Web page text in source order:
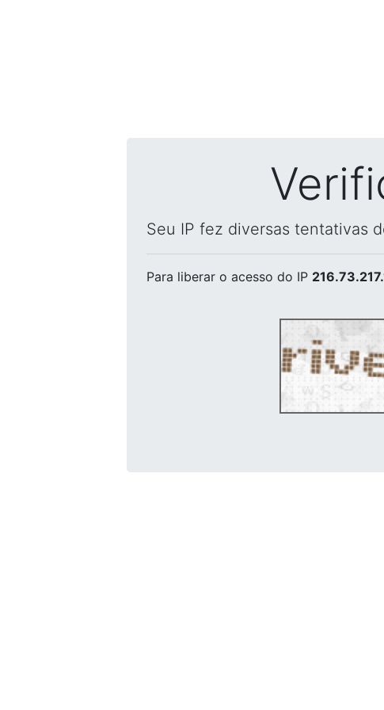
Seu IP fez diversas tentativas
Para liberar o acesso do IP